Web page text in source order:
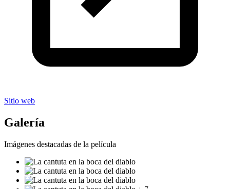
Sitio web
Galería
Imágenes destacadas de la película